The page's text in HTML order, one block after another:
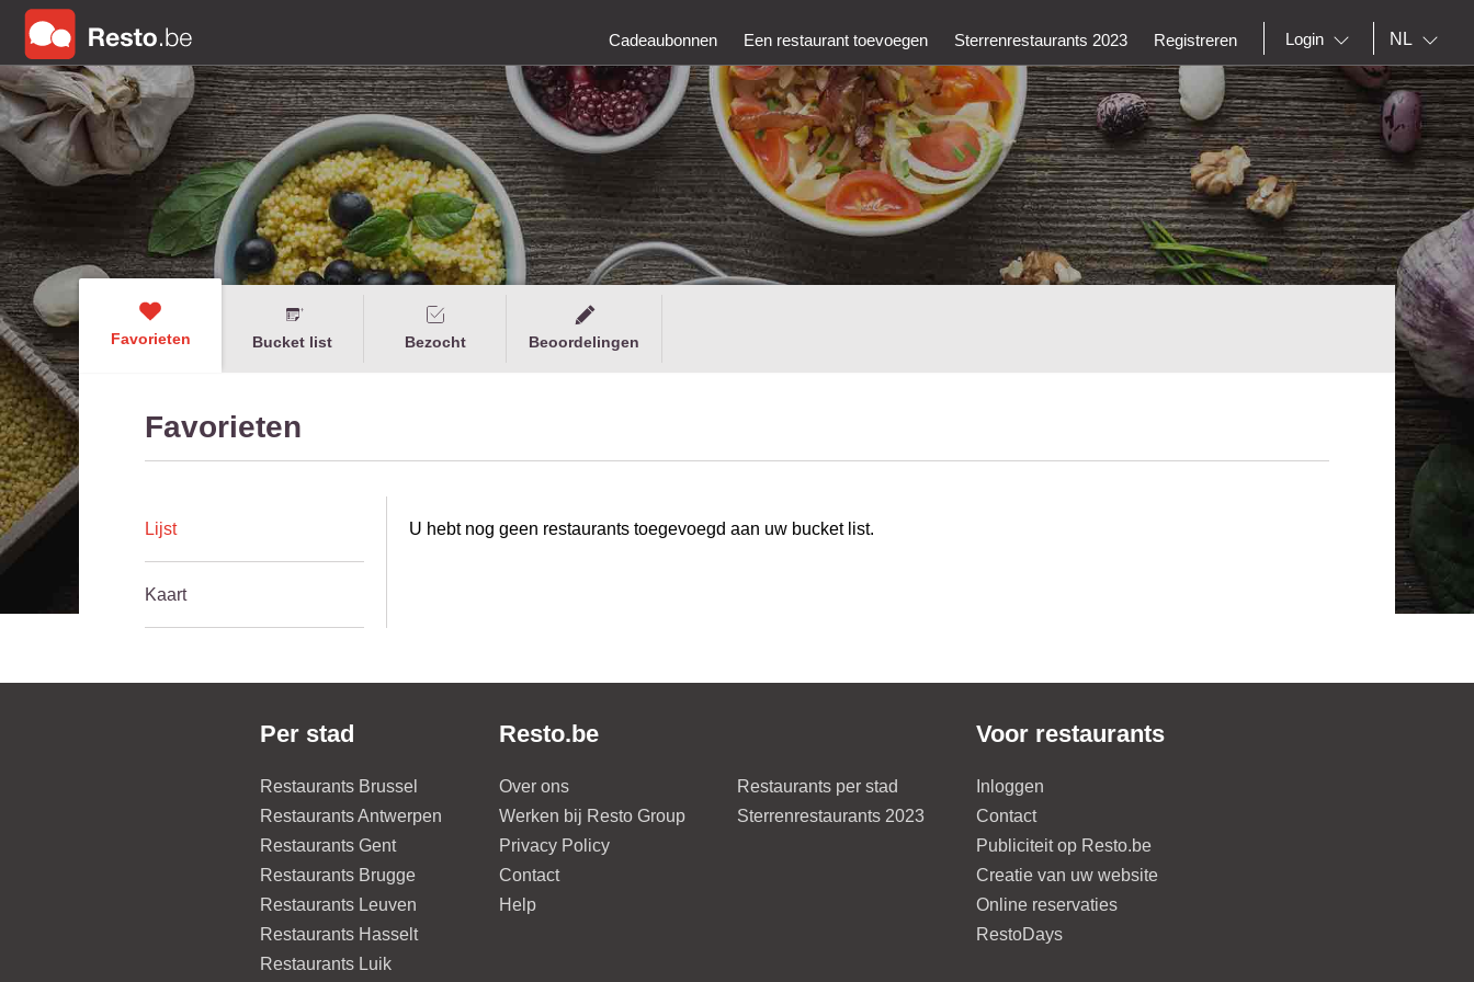
Cadeaubonnen Een restaurant toevoegen Sterrenrestaurants 2023 Registreren Login NL
Favorieten Bucket list Bezocht Beoordelingen
Favorieten
Lijst
Kaart
U hebt nog geen restaurants toegevoegd aan uw bucket list.
Per stad
Restaurants Brussel
Restaurants Antwerpen
Restaurants Gent
Restaurants Brugge
Restaurants Leuven
Restaurants Hasselt
Restaurants Luik
Resto.be
Over ons
Werken bij Resto Group
Privacy Policy
Contact
Help
Restaurants per stad
Sterrenrestaurants 2023
Voor restaurants
Inloggen
Contact
Publiciteit op Resto.be
Creatie van uw website
Online reservaties
RestoDays